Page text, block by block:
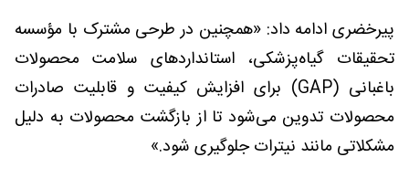
پیرخضری ادامه داد: «همچنین در طرحی مشترک با مؤسسه
تحقیقات گیاه‌پزشکی، استانداردهای سلامت محصولات
باغبانی (GAP) برای افزایش کیفیت و قابلیت صادرات
محصولات تدوین می‌شود تا از بازگشت محصولات به دلیل
مشکلاتی مانند نیترات جلوگیری شود.»